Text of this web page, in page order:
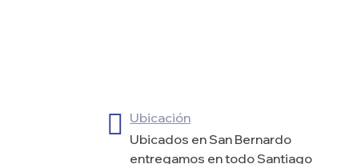
Ubicación
Ubicados en San Bernardo
entregamos en todo Santiago